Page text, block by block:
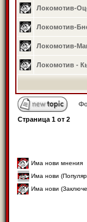
Локомотив-
Локомотив-
Локомотив-
Локомотив -
Страница 1 от 2
Има нови мнения
Има нови
Има нови